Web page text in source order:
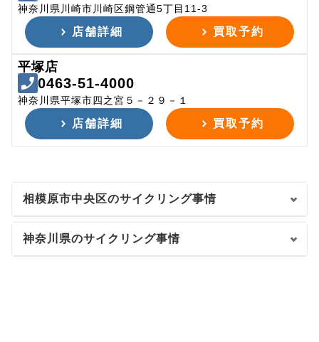
神奈川県川崎市川崎区鋼管通5丁目11-3
店舗詳細 買取予約
平塚店
0463-51-4000
神奈川県平塚市四之宮５－２９－１
店舗詳細 買取予約
相模原市中央区のサイクリング事情
神奈川県のサイクリング事情